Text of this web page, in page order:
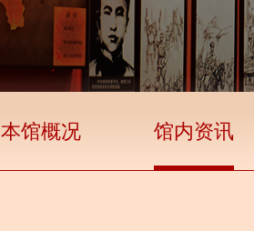
本馆概况 馆内资讯